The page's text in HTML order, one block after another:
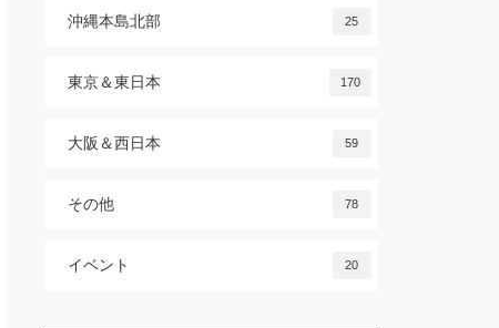
沖縄本島北部 25
東京＆東日本 170
大阪＆西日本 59
その他 78
イベント 20